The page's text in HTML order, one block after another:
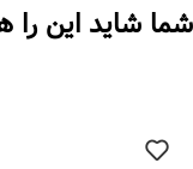
شما شاید این